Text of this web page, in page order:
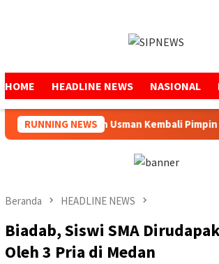
HOME HEADLINE NEWS NASIONAL
RUNNING NEWS
Mukhtaruddin Usman Kembali Pimpin
Beranda HEADLINE NEWS
Biadab, Siswi SMA
Oleh 3 Pria di Medan